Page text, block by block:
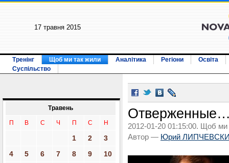
17 травня 2015
Тренінг Щоб ми так жили Аналітика Регіони
Освіта
Суспільство
Травень
П В С Ч П С Н
1 2
3
4
5 6 7 8 9
10
2012-01-20 01:15:00. Щоб ми
Автор — Юрий